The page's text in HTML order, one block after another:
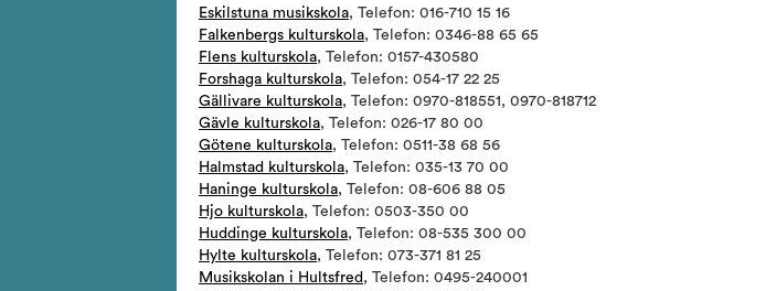
Eskilstuna musikskola, Telefon: 016-710 15 16
Falkenbergs kulturskola, Telefon: 0346-88 65 65
Flens kulturskola, Telefon: 0157-430580
Forshaga kulturskola, Telefon: 054-17 22 25
Gällivare kulturskola, Telefon: 0970-818551, 0970-818712
Gävle kulturskola, Telefon: 026-17 80 00
Götene kulturskola, Telefon: 0511-38 68 56
Halmstad kulturskola, Telefon: 035-13 70 00
Haninge kulturskola, Telefon: 08-606 88 05
Hjo kulturskola, Telefon: 0503-350 00
Huddinge kulturskola, Telefon: 08-535 300 00
Hylte kulturskola, Telefon: 073-371 81 25
Musikskolan i Hultsfred , Telefon: 0495-240001